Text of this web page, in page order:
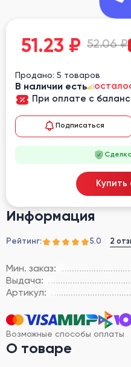
Информация
Рейтинг: 5.0 2
Мин. заказ:
Выдача:
Артикул:
Возможные способы оплаты
О товаре
51.23 ₽ 52.06 ₽
Продано: 5 товаров
В наличии есть
При оплате с
Подписаться
Купить